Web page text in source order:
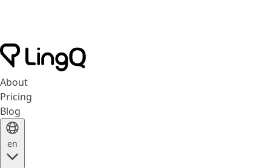
About
Pricing
Blog
en